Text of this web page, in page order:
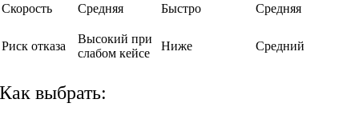
Скорость Средняя Быстро Средняя
Риск отказа
Высокий при
слабом кейсе
Ниже Средний
Как выбрать: